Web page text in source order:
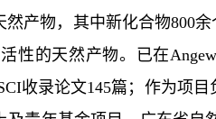
然产物，其中新化合物800余
性的天然产物。已在
收录论文145篇；作为项目